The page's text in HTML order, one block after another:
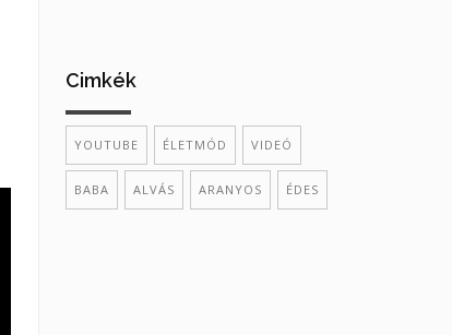
Cimkék
YOUTUBE ÉLETMÓD VIDEÓ
BABA ALVÁS ARANYOS ÉDES